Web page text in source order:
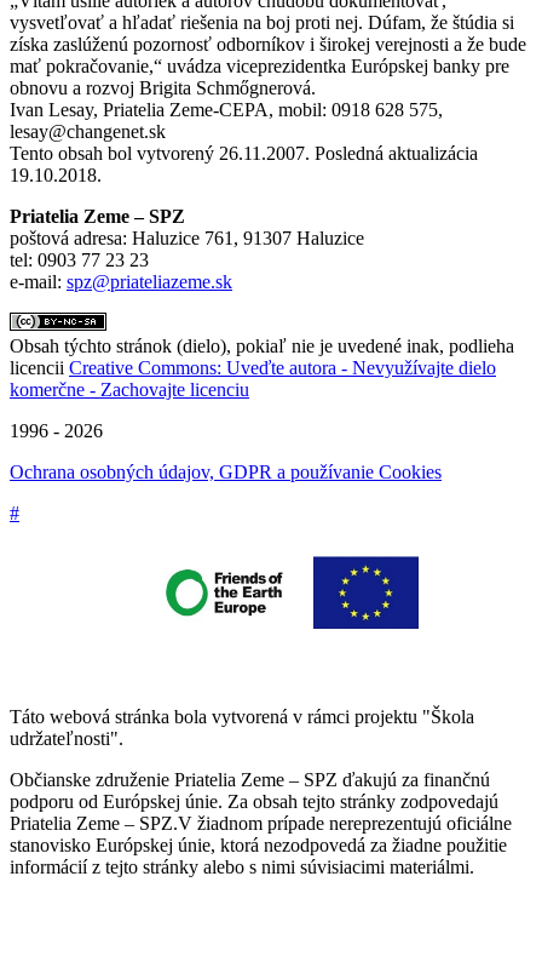
vysvetľovať a hľadať riešenia na boj proti nej. Dúfam, že štúdia si
získa zaslúženú pozornosť odborníkov i širokej verejnosti a že bude
mať pokračovanie,“ uvádza viceprezidentka Európskej banky pre
obnovu a rozvoj Brigita Schmőgnerová.
Ivan Lesay, Priatelia Zeme-CEPA, mobil: 0918 628 575,
lesay@changenet.sk
Tento obsah bol vytvorený 26.11.2007. Posledná aktualizácia
19.10.2018.
Priatelia Zeme – SPZ
poštová adresa: Haluzice 761, 91307 Haluzice
tel: 0903 77 23 23
e-mail: spz@priateliazeme.sk
Obsah týchto stránok (dielo), pokiaľ nie je uvedené inak, podlieha
licencii Creative Commons: Uveďte autora - Nevyužívajte dielo
komerčne - Zachovajte licenciu
1996 - 2026
Ochrana osobných údajov, GDPR a používanie Cookies
#
Táto webová stránka bola vytvorená v rámci projektu "Škola
udržateľnosti".
Občianske združenie Priatelia Zeme – SPZ ďakujú za finančnú
podporu od Európskej únie. Za obsah tejto stránky zodpovedajú
Priatelia Zeme – SPZ.V žiadnom prípade nereprezentujú oficiálne
stanovisko Európskej únie, ktorá nezodpovedá za žiadne použitie
informácií z tejto stránky alebo s nimi súvisiacimi materiálmi.